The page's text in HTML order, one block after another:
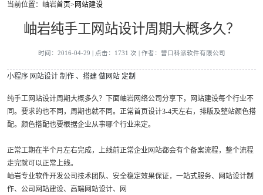
当前位置：岫岩首页> 网站建设
岫岩纯手工网站设计周期大概多久？
时间：2016-04-29 | 点击：1731 次 | 作者：营口科派软件有限公司
小程序 网站设计 制作 、搭建 做网站 定制
纯手工网站设计周期大概多久？下面岫岩网络公司分享下，网站建设每个行业不
同。要求的也不同，周期也就不同。正常首页设计3-4天左右，排版及整站颜色搭
配。颜色搭配也要根据企业从事哪个行业来定。
正常工期在半个月左右完成，上线前正常企业网站都会有个备案流程，整个流程
走完就可以正常上线。
岫岩专业软件开发公司技术团队、安全稳定效果保证，一站式服务、网站设计制
作、公司网站建设、高端网站设计、网